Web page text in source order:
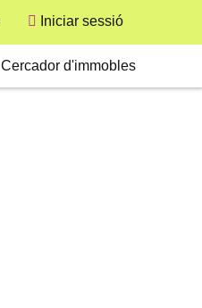
User
Iniciar sessió
Cercador d'immobles